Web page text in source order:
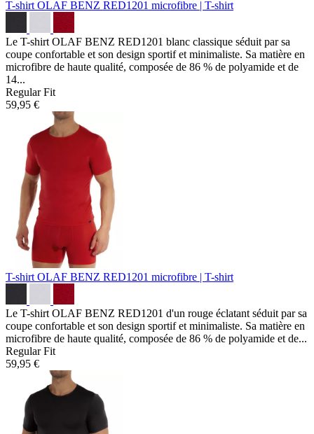
T-shirt OLAF BENZ RED1201 microfibre | T-shirt
Le T-shirt OLAF BENZ RED1201 blanc classique séduit par sa
coupe confortable et son design sportif et minimaliste. Sa matière en
microfibre de haute qualité, composée de 86 % de polyamide et de
14...
Regular Fit
59,95 €
T-shirt OLAF BENZ RED1201 microfibre | T-shirt
Le T-shirt OLAF BENZ RED1201 d'un rouge éclatant séduit par sa
coupe confortable et son design sportif et minimaliste. Sa matière en
microfibre de haute qualité, composée de 86 % de polyamide et de...
Regular Fit
59,95 €